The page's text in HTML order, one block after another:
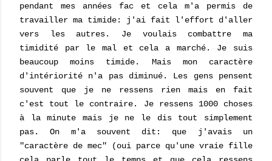
pendant mes années fac et cela m'a permis de
travailler ma timide: j'ai fait l'effort d'aller
vers les autres. Je voulais combattre ma
timidité par le mal et cela a marché. Je suis
beaucoup moins timide. Mais mon caractère
d'intériorité n'a pas diminué. Les gens pensent
souvent que je ne ressens rien mais en fait
c'est tout le contraire. Je ressens 1000 choses
à la minute mais je ne le dis tout simplement
pas. On m'a souvent dit: que j'avais un
"caractère de mec" (oui parce qu'une vraie fille